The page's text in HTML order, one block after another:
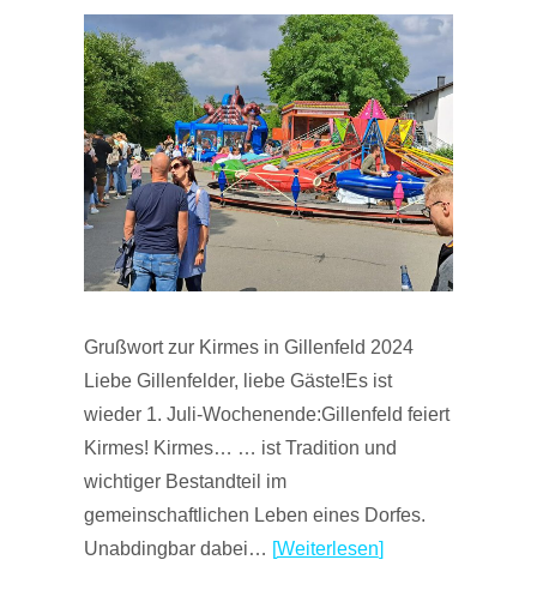
Grußwort zur Kirmes in Gillenfeld 2024
Liebe Gillenfelder, liebe Gäste!Es ist
wieder 1. Juli-Wochenende:Gillenfeld feiert
Kirmes! Kirmes… … ist Tradition und
wichtiger Bestandteil im
gemeinschaftlichen Leben eines Dorfes.
Unabdingbar dabei… Weiterlesen